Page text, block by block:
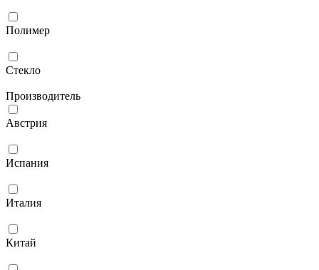
Полимер
Стекло
Производитель
Австрия
Испания
Италия
Китай